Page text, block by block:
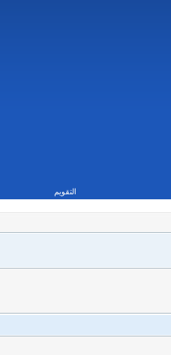
التقويم